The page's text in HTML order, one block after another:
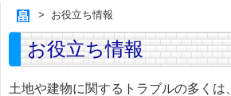
お役立ち情報
お役立ち情報
土地や建物に関するトラブルの多くは